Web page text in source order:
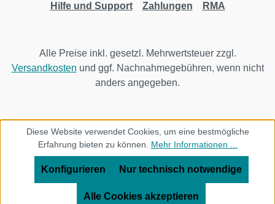
Hilfe und Support Zahlungen RMA
Alle Preise inkl. gesetzl. Mehrwertsteuer zzgl.
Versandkosten und ggf. Nachnahmegebühren, wenn nicht
anders angegeben.
Diese Website verwendet Cookies, um eine bestmögliche
Erfahrung bieten zu können. Mehr Informationen ...
Nur technisch notwendige
Konfigurieren
Alle Cookies akzeptieren